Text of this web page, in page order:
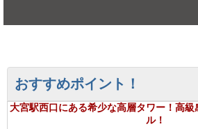
おすすめポイント！
大宮駅西口にある希少な高層タワー！高
ル！